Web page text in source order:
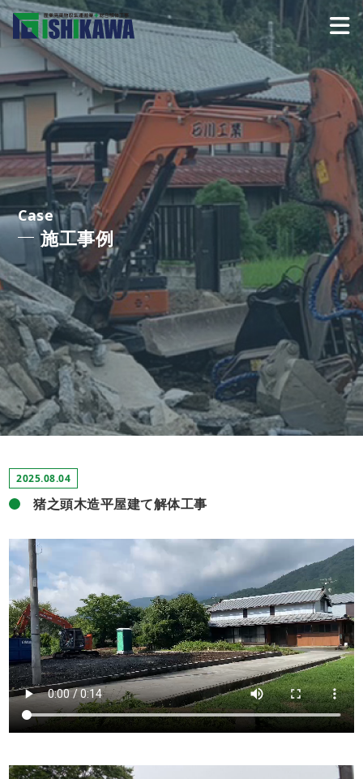
Case
施工事例
2025.08.04
猪之頭木造平屋建て解体工事